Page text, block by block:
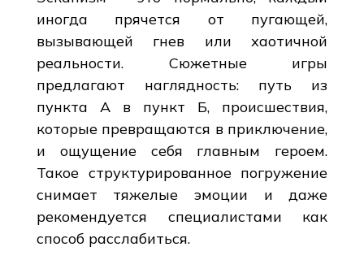
иногда прячется от пугающей,
вызывающей гнев или хаотичной
реальности. Сюжетные игры
предлагают наглядность: путь из
пункта А в пункт Б, происшествия,
которые превращаются в приключение,
и ощущение себя главным героем.
Такое структурированное погружение
снимает тяжелые эмоции и даже
рекомендуется специалистами как
способ расслабиться.